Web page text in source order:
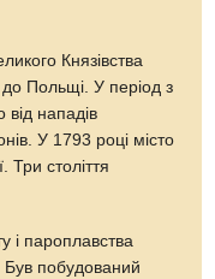
Князівства
Польщі. У період з
від нападів
У 1793 році місто
Три століття
і пароплавства
Був побудований